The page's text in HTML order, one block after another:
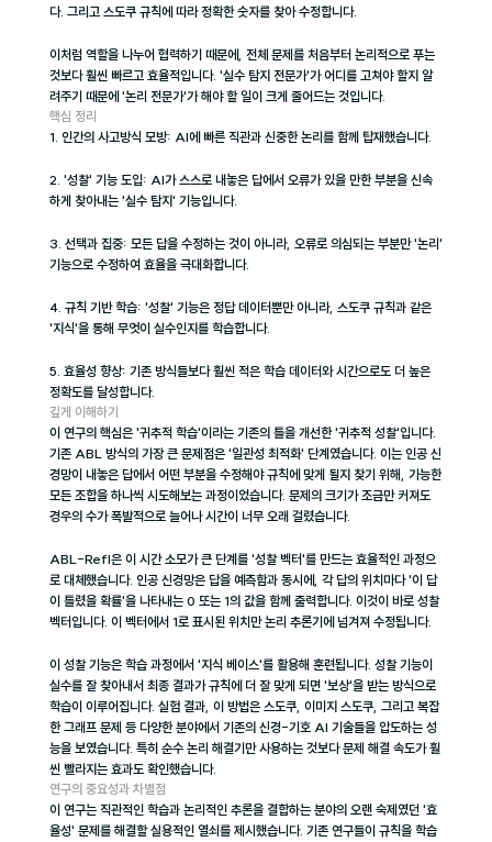
다. 그리고 스도쿠 규칙에 따라 정확한 숫자를 찾아 수정합니다.
이처럼 역할을 나누어 협력하기 때문에, 전체 문제를 처음부터 논리적으로 푸는
것보다 훨씬 빠르고 효율적입니다. '실수 탐지 전문가'가 어디를 고쳐야 할지 알
려주기 때문에 '논리 전문가'가 해야 할 일이 크게 줄어드는 것입니다.
핵심 정리
1. 인간의 사고방식 모방: AI에 빠른 직관과 신중한 논리를 함께 탑재했습니다.
2. '성찰' 기능 도입: AI가 스스로 내놓은 답에서 오류가 있을 만한 부분을 신속
하게 찾아내는 '실수 탐지' 기능입니다.
3. 선택과 집중: 모든 답을 수정하는 것이 아니라, 오류로 의심되는 부분만 '논리'
기능으로 수정하여 효율을 극대화합니다.
4. 규칙 기반 학습: '성찰' 기능은 정답 데이터뿐만 아니라, 스도쿠 규칙과 같은
'지식'을 통해 무엇이 실수인지를 학습합니다.
5. 효율성 향상: 기존 방식들보다 훨씬 적은 학습 데이터와 시간으로도 더 높은
정확도를 달성합니다.
깊게 이해하기
이 연구의 핵심은 '귀추적 학습'이라는 기존의 틀을 개선한 '귀추적 성찰'입니다.
기존 ABL 방식의 가장 큰 문제점은 '일관성 최적화' 단계였습니다. 이는 인공 신
경망이 내놓은 답에서 어떤 부분을 수정해야 규칙에 맞게 될지 찾기 위해, 가능한
모든 조합을 하나씩 시도해보는 과정이었습니다. 문제의 크기가 조금만 커져도
경우의 수가 폭발적으로 늘어나 시간이 너무 오래 걸렸습니다.
ABL-Refl은 이 시간 소모가 큰 단계를 '성찰 벡터'를 만드는 효율적인 과정으
로 대체했습니다. 인공 신경망은 답을 예측함과 동시에, 각 답의 위치마다 '이 답
이 틀렸을 확률'을 나타내는 0 또는 1의 값을 함께 출력합니다. 이것이 바로 성찰
벡터입니다. 이 벡터에서 1로 표시된 위치만 논리 추론기에 넘겨져 수정됩니다.
이 성찰 기능은 학습 과정에서 '지식 베이스'를 활용해 훈련됩니다. 성찰 기능이
실수를 잘 찾아내서 최종 결과가 규칙에 더 잘 맞게 되면 '보상'을 받는 방식으로
학습이 이루어집니다. 실험 결과, 이 방법은 스도쿠, 이미지 스도쿠, 그리고 복잡
한 그래프 문제 등 다양한 분야에서 기존의 신경-기호 AI 기술들을 압도하는 성
능을 보였습니다. 특히 순수 논리 해결기만 사용하는 것보다 문제 해결 속도가 훨
씬 빨라지는 효과도 확인했습니다.
연구의 중요성과 차별점
이 연구는 직관적인 학습과 논리적인 추론을 결합하는 분야의 오랜 숙제였던 '효
율성' 문제를 해결할 실용적인 열쇠를 제시했습니다. 기존 연구들이 규칙을 학습